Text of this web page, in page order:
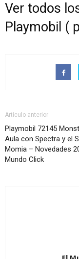
Ver todos
Playmobil (
Artículo anterior
Playmobil 72145
Aula con Spectra y el
Momia – Novedades
Mundo Click